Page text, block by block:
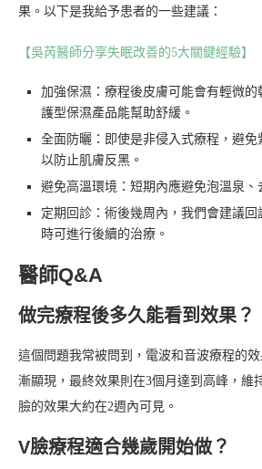
果。以下是我給予患者的一些建議：
【吳芮醫師分享失眠改善的5大關鍵經驗】
加強保濕：療程後皮膚可能會有輕微
護型保濕產品能幫助舒緩。
全面防曬：即使是非侵入式療程，避免
以防止肌膚反黑。
避免高溫環境：短期內應避免泡溫泉、
定期回診：術後幾周內，我們會建議
時可進行後續的治療。
醫師Q&A
做完療程後多久能看到效果？
這個問題我常被問到，電波和音波療程的
漸顯現，最終效果則在3個月達到高峰，維
臉的效果大約在2週內可見。
V臉療程適合幾歲開始做？